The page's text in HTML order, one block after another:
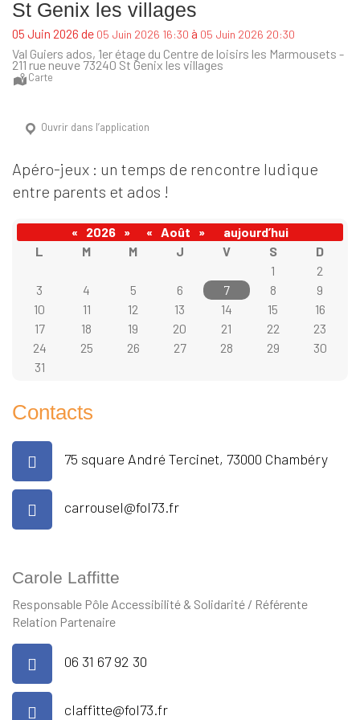
St Genix les villages
05 Juin 2026 de 05 Juin 2026 16:30 à 05 Juin 2026 20:30
Val Guiers ados, 1er étage du Centre de loisirs les Marmousets -
211 rue neuve 73240 St Genix les villages
Carte
Ouvrir dans l’application
Apéro-jeux : un temps de rencontre ludique
entre parents et ados !
« 2026 » « Août »
aujourd’hui
L
M M J V S
D
1
2
3
4 5 6 7 8
9
10
11 12 13 14 15
16
17
18 19 20 21 22
23
24
25 26 27 28 29
30
31
Contacts
75 square André Tercinet, 73000 Chambéry
carrousel@fol73.fr
Carole Laffitte
Responsable Pôle Accessibilité & Solidarité / Référente
Relation Partenaire
06 31 67 92 30
claffitte@fol73.fr